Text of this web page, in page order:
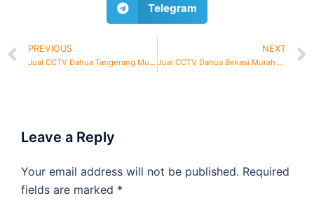
Telegram
PREVIOUS
Jual CCTV Dahua Tangerang Murah dan Bergaransi
NEXT
Jual CCTV Dahua Bekasi Murah dan Bergaransi
Leave a Reply
Your email address will not be published. Required
fields are marked *